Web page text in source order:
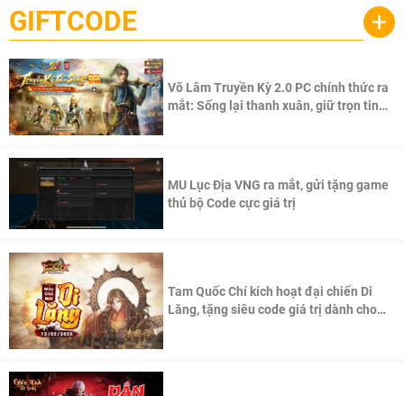
cầu, theo giấy phép chính thức từ công ty game Nhật Bản
Pocketpair, Inc.
GIFTCODE +
Võ Lâm Truyền Kỳ 2.0 PC chính thức ra
mắt: Sống lại thanh xuân, giữ trọn tinh
MU Lục Địa VNG ra mắt, gửi tặng game
thủ bộ Code cực giá trị
Tam Quốc Chí kích hoạt đại chiến Di
Lăng, tặng siêu code giá trị dành cho